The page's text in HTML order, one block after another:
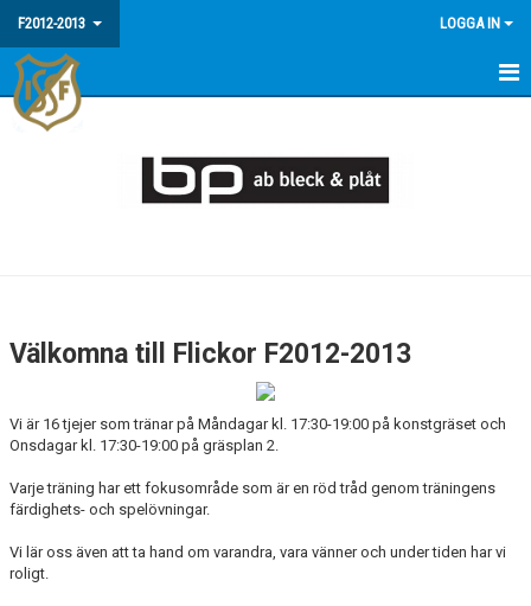
F2012-2013 LOGGA IN
HEM
DOKUMENT
Välkomna till Flickor F2012-2013
Vi är 16 tjejer som tränar på Måndagar kl. 17:30-19:00 på konstgräset och
Onsdagar kl. 17:30-19:00 på gräsplan 2.
Varje träning har ett fokusområde som är en röd tråd genom träningens
färdighets- och spelövningar.
Vi lär oss även att ta hand om varandra, vara vänner och under tiden har vi
roligt.